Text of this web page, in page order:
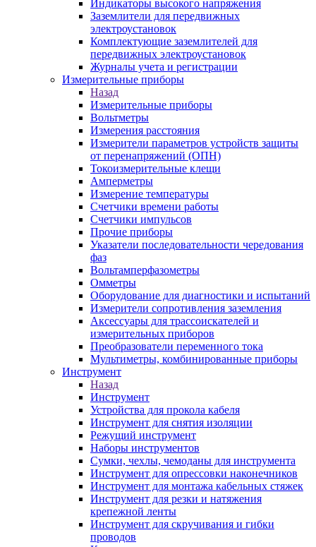
Индикаторы высокого напряжения
Заземлители для передвижных
электроустановок
Комплектующие заземлителей для
передвижных электроустановок
Журналы учета и регистрации
Измерительные приборы
Назад
Измерительные приборы
Вольтметры
Измерения расстояния
Измерители параметров устройств защиты
от перенапряжений (ОПН)
Токоизмерительные клещи
Амперметры
Измерение температуры
Счетчики времени работы
Счетчики импульсов
Прочие приборы
Указатели последовательности чередования
фаз
Вольтамперфазометры
Омметры
Оборудование для диагностики и испытаний
Измерители сопротивления заземления
Аксессуары для трассоискателей и
измерительных приборов
Преобразователи переменного тока
Мультиметры, комбинированные приборы
Инструмент
Назад
Инструмент
Устройства для прокола кабеля
Инструмент для снятия изоляции
Режущий инструмент
Наборы инструментов
Сумки, чехлы, чемоданы для инструмента
Инструмент для опрессовки наконечников
Инструмент для монтажа кабельных стяжек
Инструмент для резки и натяжения
крепежной ленты
Инструмент для скручивания и гибки
проводов